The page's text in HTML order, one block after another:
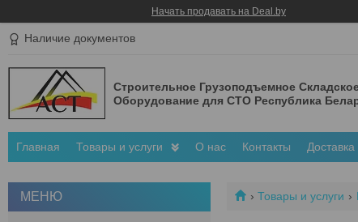
Начать продавать на Deal.by
Наличие документов
Строительное Грузоподъемное
Оборудование для СТО Республика
Главная Товары и услуги О нас Контакты
Товары и услуги